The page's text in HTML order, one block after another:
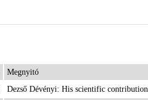
Megnyitó
Dezső Dévényi: His scientific